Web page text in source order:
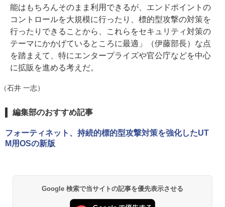
能はもちろんそのまま利用できるが、エンドポイントの
コントロールを大規模に行ったり、標的型攻撃の対策を
行ったりできることから、これらをセキュリティ対策の
テーマにかかげているところに最適」（伊藤部長）な点
を踏まえて、特にエンタープライズや官公庁などを中心
に拡販を進める考えだ。
（石井 一志）
編集部のおすすめ記事
フォーティネット、持続的標的型攻撃対策を強化したUT
M用OSの新版
Google 検索で当サイトの記事を優先表示させる